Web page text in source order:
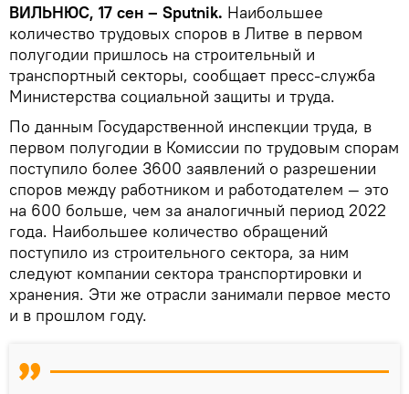
ВИЛЬНЮС, 17 сен – Sputnik. Наибольшее
количество трудовых споров в Литве в первом
полугодии пришлось на строительный и
транспортный секторы, сообщает пресс-служба
Министерства социальной защиты и труда.
По данным Государственной инспекции труда, в
первом полугодии в Комиссии по трудовым спорам
поступило более 3600 заявлений о разрешении
споров между работником и работодателем — это
на 600 больше, чем за аналогичный период 2022
года. Наибольшее количество обращений
поступило из строительного сектора, за ним
следуют компании сектора транспортировки и
хранения. Эти же отрасли занимали первое место
и в прошлом году.